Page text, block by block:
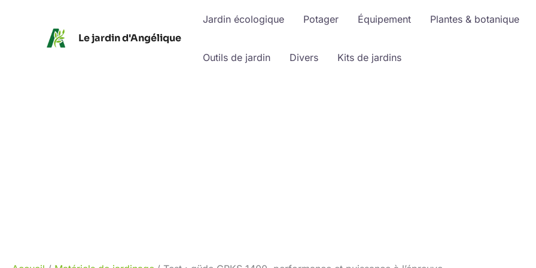
Le jardin d'Angélique
Jardin écologique Potager Équipement Plantes & botanique
Outils de jardin Divers Kits de jardins